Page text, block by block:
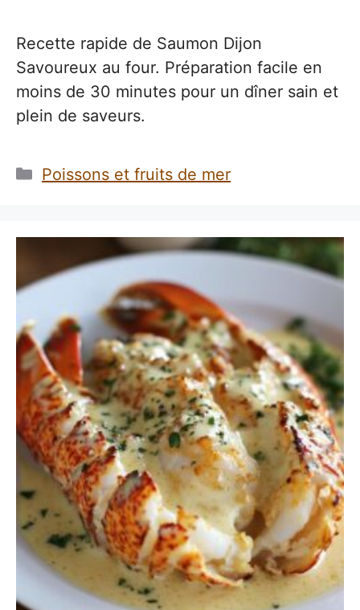
Recette rapide de Saumon Dijon
Savoureux au four. Préparation facile en
moins de 30 minutes pour un dîner sain et
plein de saveurs.
Catégories
Poissons et fruits de mer